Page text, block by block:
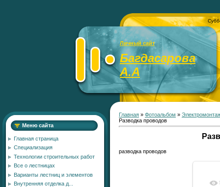
Личный сайт
Багдасарова
А.А
Меню сайта
Главная страница
Специализация
Технологии строительных работ
Все о лестницах
Варианты лестниц и элементов
Внутренняя отделка д...
Главная » Фотоальбом »
Разводка проводов
разводка проводов